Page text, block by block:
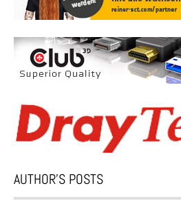
AUTHOR’S POSTS